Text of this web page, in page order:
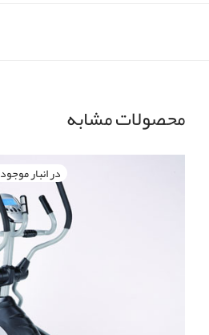
محصولات مشابه